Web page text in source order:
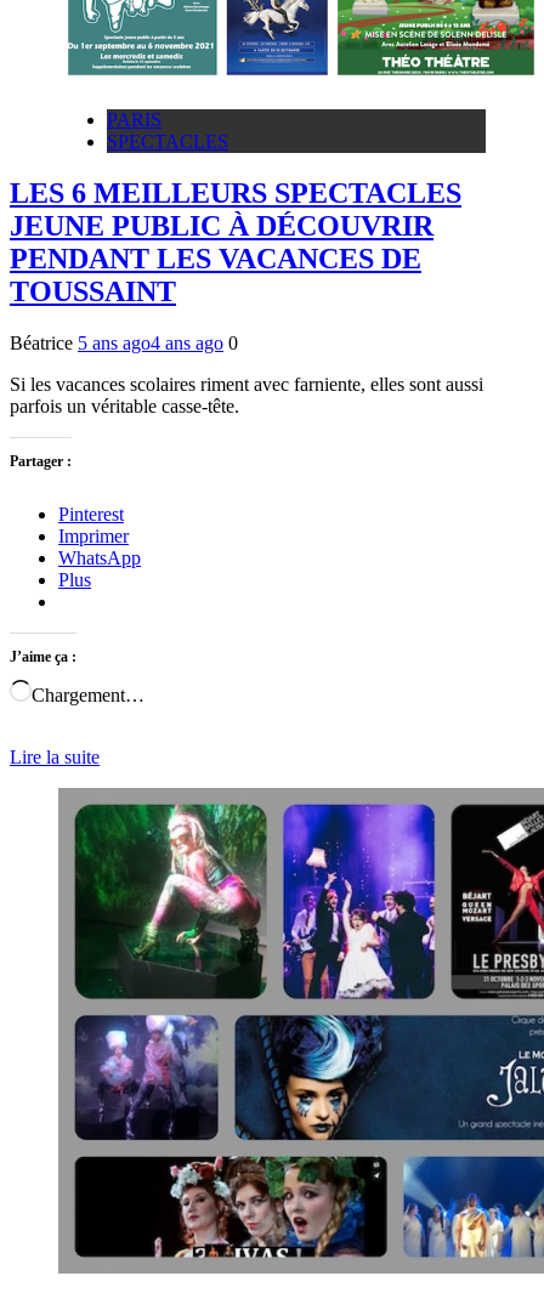
PARIS
SPECTACLES
LES 6 MEILLEURS SPECTACLES
JEUNE PUBLIC À DÉCOUVRIR
PENDANT LES VACANCES DE
TOUSSAINT
Béatrice 5 ans ago4 ans ago 0
Si les vacances scolaires riment avec farniente, elles sont aussi
parfois un véritable casse-tête.
Partager :
Pinterest
Imprimer
WhatsApp
Plus
J’aime ça :
Chargement…
Lire la suite